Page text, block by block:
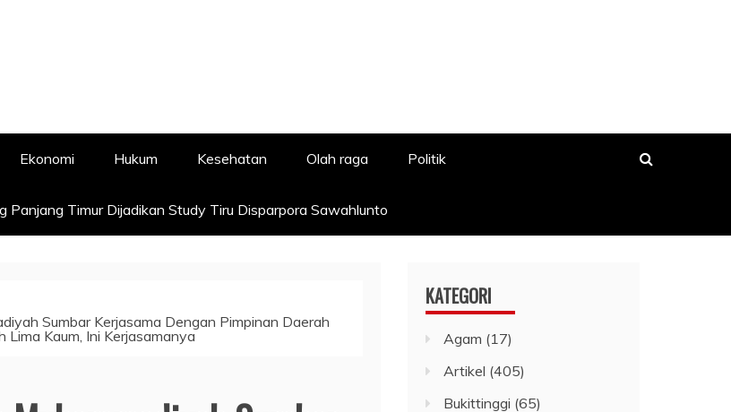
Ekonomi Hukum Kesehatan Olah raga Politik
Panjang Timur Dijadikan Study Tiru Disparpora Sawahlunto
Sumbar Kerjasama Dengan Pimpinan Daerah
Kaum, Ini Kerjasamanya
KATEGORI
Agam (17)
Artikel (405)
Bukittinggi (65)